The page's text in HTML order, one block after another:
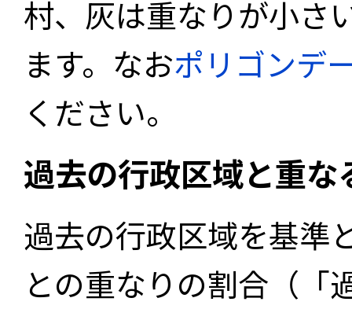
村、灰は重なりが小さ
ます。なおポリゴンデ
ください。
過去の行政区域と重
過去の行政区域を基準
との重なりの割合（「